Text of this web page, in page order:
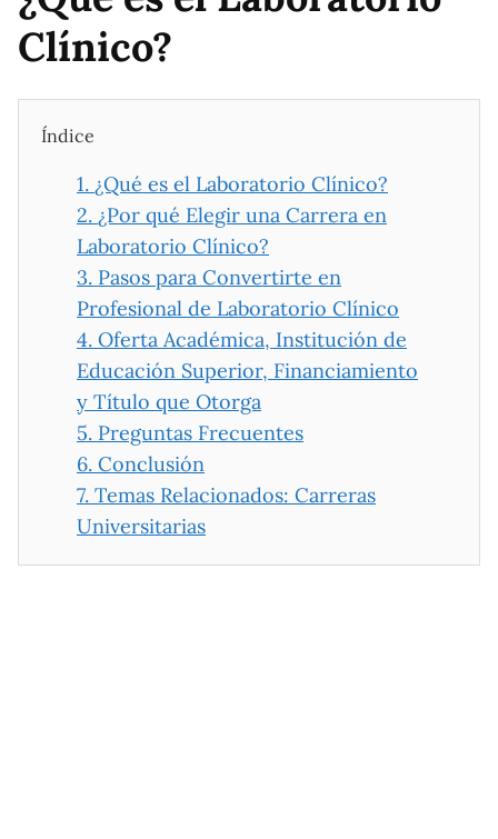
Clínico?
Índice
1. ¿Qué es el Laboratorio Clínico?
2. ¿Por qué Elegir una Carrera en
Laboratorio Clínico?
3. Pasos para Convertirte en
Profesional de Laboratorio Clínico
4. Oferta Académica, Institución de
Educación Superior, Financiamiento
y Título que Otorga
5. Preguntas Frecuentes
6. Conclusión
7. Temas Relacionados: Carreras
Universitarias